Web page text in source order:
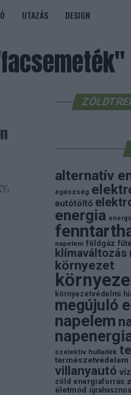
UTAZÁS DESIGN
alternatív
egészség
autótöltő
energia
napelem földgáz
klímaváltozás
környezet
környezetvédelmi
megújuló
napelem
szelektiv hulladék
természetvédelem
villanyautó víz
zöld energiaforrás
életmód